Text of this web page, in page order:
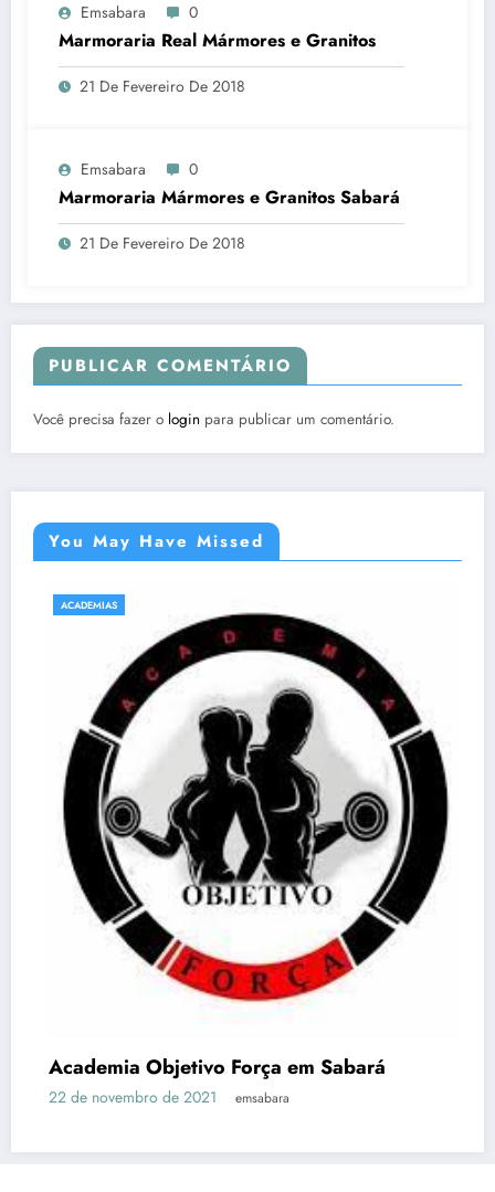
Emsabara 0
Marmoraria Real Mármores e Granitos
21 De Fevereiro De 2018
Emsabara 0
Marmoraria Mármores e Granitos Sabará
21 De Fevereiro De 2018
PUBLICAR COMENTÁRIO
Você precisa fazer o login para publicar um comentário.
You May Have Missed
Sabará
Acqua Gin Academia – EM
27 de abril de 2021 emsabara
História de Sabará – MG
Site Otimizado por: Agência Digital HGX Criação de Site BH